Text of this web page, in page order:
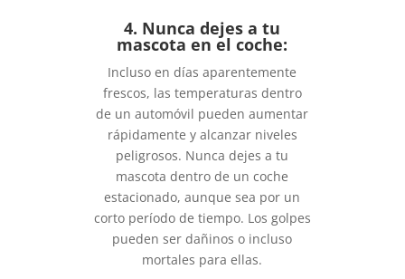
4. Nunca dejes a tu
mascota en el coche:
Incluso en días aparentemente
frescos, las temperaturas dentro
de un automóvil pueden aumentar
rápidamente y alcanzar niveles
peligrosos. Nunca dejes a tu
mascota dentro de un coche
estacionado, aunque sea por un
corto período de tiempo. Los golpes
pueden ser dañinos o incluso
mortales para ellas.